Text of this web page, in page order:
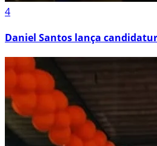
4
Daniel Santos lança